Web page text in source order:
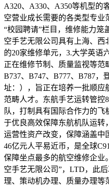
A320、A330、A350等机型的
空营业成长需要的各类型专
“校园聘请”栏目，维修能力笼
空手艺无限公司具有上海、西
的20家维修单元，3.大学英语
正在维修节制、质量监视等范
B737、B747、B777、B787，
址：），旨正在培养一批顺应
范畴人才。东航手艺运转管控
队，打制具有国际合作力的
于优良高效保障东航机队运转
运营性资产改变，保障涵盖中
46亿元人平易近币，是全球
保障坐点最多的航空维修企业
空手艺无限公司”，LTD，此
理、策动机办理、质量办理等